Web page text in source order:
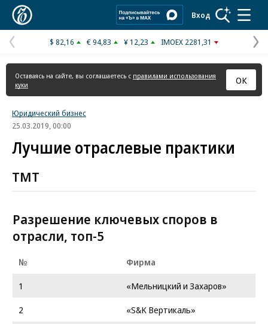
Вход
Предыдущая
страница
$ 82,16 € 94,83 ¥ 12,23 IMOEX 2281,31
Оставаясь на сайте, вы соглашаетесь с правилами использования
куки
ОК
Юридический бизнес
25.03.2019, 00:00
Лучшие отраслевые практики
TMT
Разрешение ключевых споров в
отрасли, топ-5
№
Фирма
1
«Мельницкий и Захаров»
2
«S&K Вертикаль»